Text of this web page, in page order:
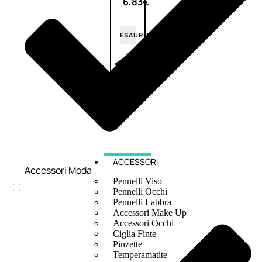
ESAURITO
ACCESSORI
Pennelli Viso
Pennelli Occhi
Pennelli Labbra
Accessori Make Up
Accessori Occhi
Ciglia Finte
Pinzette
Temperamatite
Accessori Moda